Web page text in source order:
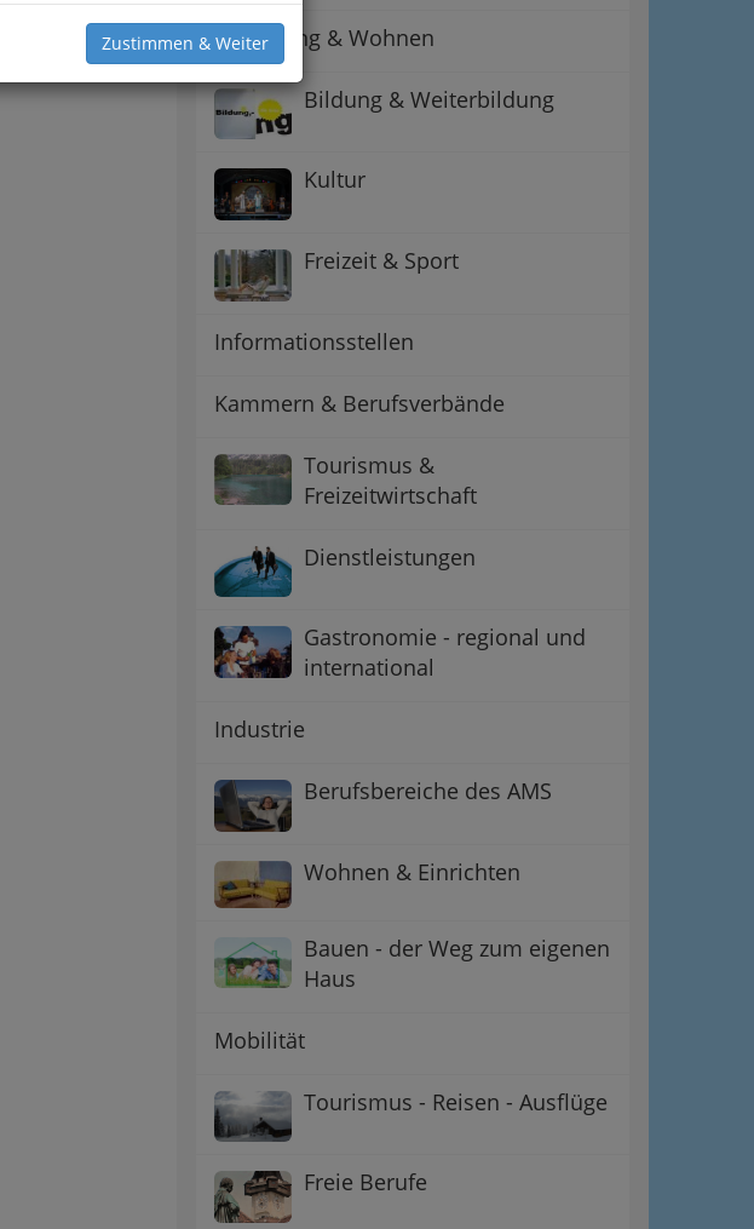
Zustimmen & Weiter
Nach ObenBetreuung & Wohnen
Bildung & Weiterbildung
Kultur
Freizeit & Sport
Informationsstellen
Kammern & Berufsverbände
Tourismus &
Freizeitwirtschaft
Dienstleistungen
Gastronomie - regional und
international
Industrie
Berufsbereiche des AMS
Wohnen & Einrichten
Bauen - der Weg zum eigenen
Haus
Mobilität
Tourismus - Reisen - Ausflüge
Freie Berufe